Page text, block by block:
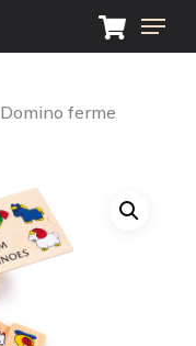
Menu
Domino ferme